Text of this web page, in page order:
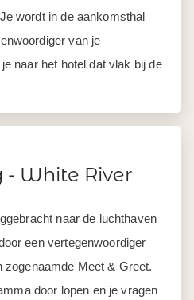
wordt in de aankomsthal
van je
naar het hotel dat vlak bij de
White River
naar de luchthaven
een vertegenwoordiger
zogenaamde Meet & Greet.
door lopen en je vragen